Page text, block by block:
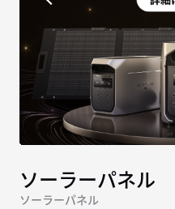
ソーラーパネル
ソーラーパネル